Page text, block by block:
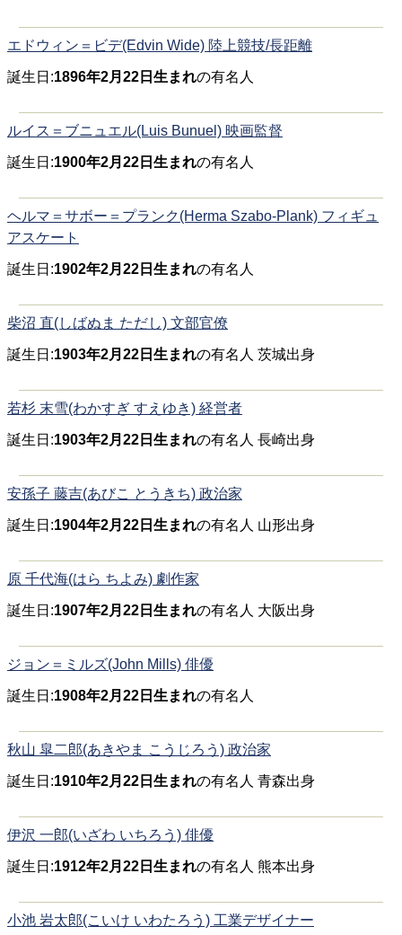
エドウィン＝ビデ(Edvin Wide) 陸上競技/長距離
誕生日:1896年2月22日生まれの有名人
ルイス＝ブニュエル(Luis Bunuel) 映画監督
誕生日:1900年2月22日生まれの有名人
ヘルマ＝サボー＝プランク(Herma Szabo-Plank) フィギュ
アスケート
誕生日:1902年2月22日生まれの有名人
柴沼 直(しばぬま ただし) 文部官僚
誕生日:1903年2月22日生まれの有名人 茨城出身
若杉 末雪(わかすぎ すえゆき) 経営者
誕生日:1903年2月22日生まれの有名人 長崎出身
安孫子 藤吉(あびこ とうきち) 政治家
誕生日:1904年2月22日生まれの有名人 山形出身
原 千代海(はら ちよみ) 劇作家
誕生日:1907年2月22日生まれの有名人 大阪出身
ジョン＝ミルズ(John Mills) 俳優
誕生日:1908年2月22日生まれの有名人
秋山 皐二郎(あきやま こうじろう) 政治家
誕生日:1910年2月22日生まれの有名人 青森出身
伊沢 一郎(いざわ いちろう) 俳優
誕生日:1912年2月22日生まれの有名人 熊本出身
小池 岩太郎(こいけ いわたろう) 工業デザイナー